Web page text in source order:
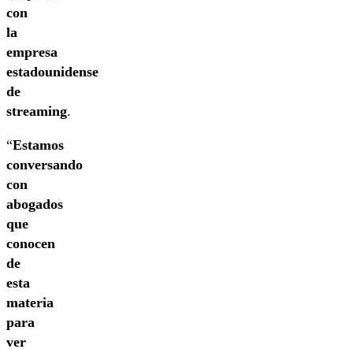
con
la
empresa
estadounidense
de
streaming.
“Estamos
conversando
con
abogados
que
conocen
de
esta
materia
para
ver